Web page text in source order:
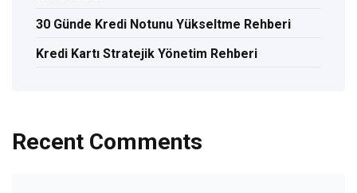
30 Günde Kredi Notunu Yükseltme Rehberi
Kredi Kartı Stratejik Yönetim Rehberi
Recent Comments